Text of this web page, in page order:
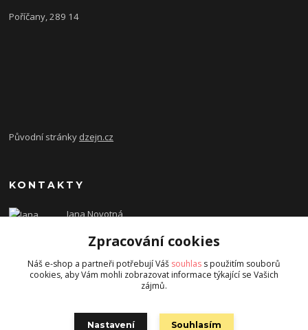
Poříčany, 289 14
Původní stránky dzejn.cz
KONTAKTY
Jana Novotná
dzejn.n@email.cz
Zpracování cookies
Náš e-shop a partneři potřebují Váš souhlas s použitím souborů
cookies, aby Vám mohli zobrazovat informace týkající se Vašich
zájmů.
Nastavení Souhlasím